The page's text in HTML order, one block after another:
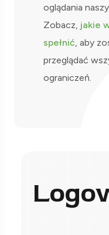
oglądania
Zobacz, jakie
spełnić, aby
przeglądać
ograniczeń.